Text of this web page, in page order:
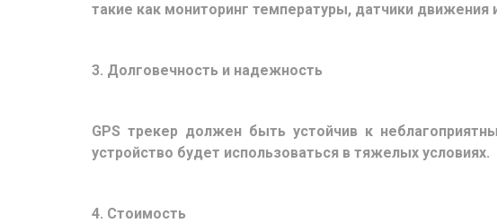
такие как мониторинг температуры, датчики
3. Долговечность и надежность
GPS трекер должен быть устойчив к
устройство будет использоваться в тяжелых условиях.
4. Стоимость